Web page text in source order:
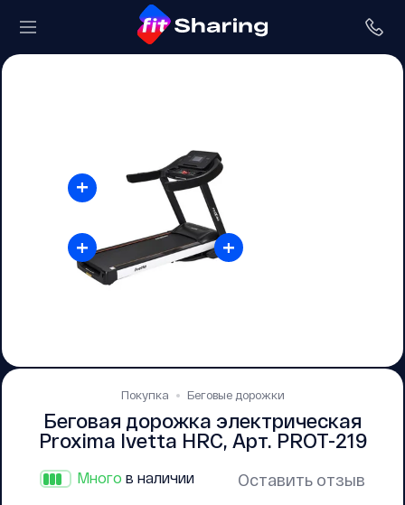
+
+
+
Покупка Беговые дорожки
Беговая дорожка электрическая
Proxima Ivetta HRC, Арт. PROT-219
Много в наличии Оставить отзыв